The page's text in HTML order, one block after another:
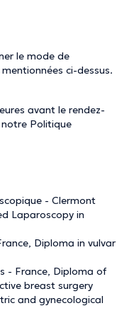
le mode de
ci-dessus.
avant le rendez-
notre Politique
- Clermont
Laparoscopy in
Diploma in vulvar
- France, Diploma of
breast surgery
and gynecological